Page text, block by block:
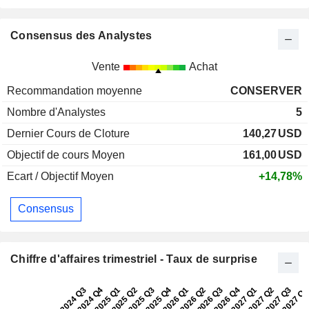
Consensus des Analystes
Vente Achat
Recommandation moyenne
CONSERVER
Nombre d'Analystes
5
Dernier Cours de Cloture
140,27USD
Objectif de cours Moyen
161,00USD
Ecart / Objectif Moyen
+14,78%
Consensus
Chiffre d'affaires trimestriel - Taux de surprise